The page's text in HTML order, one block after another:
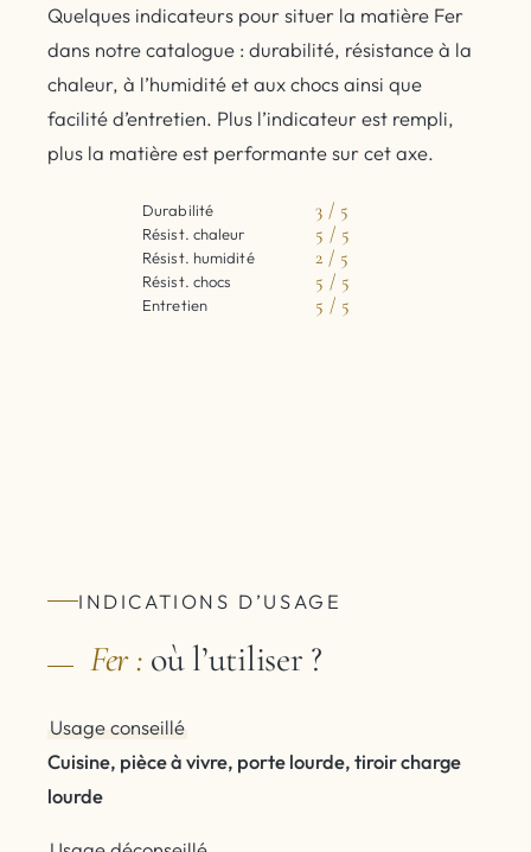
Quelques indicateurs pour situer la matière Fer
dans notre catalogue : durabilité, résistance à la
chaleur, à l’humidité et aux chocs ainsi que
facilité d’entretien. Plus l’indicateur est rempli,
plus la matière est performante sur cet axe.
Durabilité 3 / 5
Résist. chaleur 5 / 5
Résist. humidité 2 / 5
Résist. chocs 5 / 5
Entretien 5 / 5
INDICATIONS D’USAGE
Fer : où l’utiliser ?
Usage conseillé
Cuisine, pièce à vivre, porte lourde, tiroir charge
lourde